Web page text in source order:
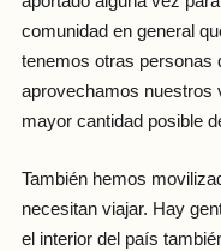
comunidad en general
tenemos otras personas
aprovechamos nuestros
mayor cantidad posible
También hemos
necesitan viajar. Hay
el interior del país